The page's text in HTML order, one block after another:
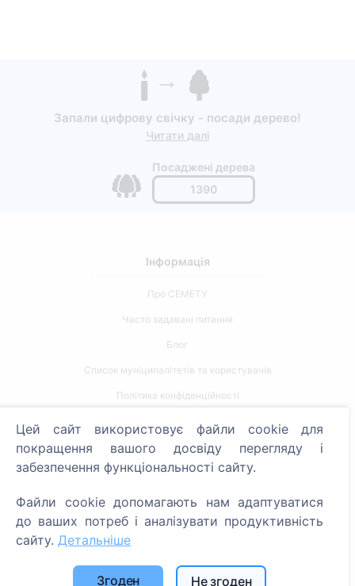
Запали цифрову свічку - посади дерево!
Читати далі
Посаджені дерева
1390
Інформація
Про CEMETY
Часто задавані питання
Блог
Список муніципалітетів та користувачів
Політика конфіденційності
Налаштування файлів cookie
Послуги
Цей сайт використовує файли cookie для
покращення вашого досвіду перегляду і
забезпечення функціональності сайту.
Файли cookie допомагають нам адаптуватися
до ваших потреб і аналізувати продуктивність
сайту. Детальніше
Згоден Не згоден